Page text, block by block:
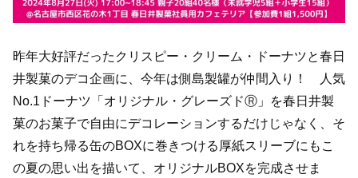
昨年大好評だったクリスピー・クリーム・ドーナツと春日
井製菓のデコ企画に、今年は側島製罐が仲間入り！ 人気
No.1ドーナツ「オリジナル・グレーズドⓇ」を春日井製
菓のお菓子で自由にデコレーションするだけじゃなく、そ
れを持ち帰る缶のBOXに巻きつける厚紙スリーブにもこ
の夏の思い出を描いて、オリジナルBOXを完成させま